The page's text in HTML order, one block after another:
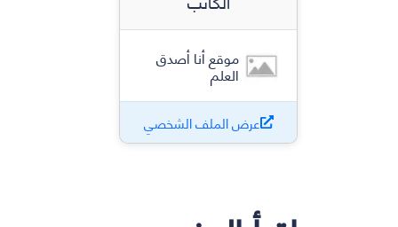
موقع أنا أصدق
العلم
عرض الملف الشخصي